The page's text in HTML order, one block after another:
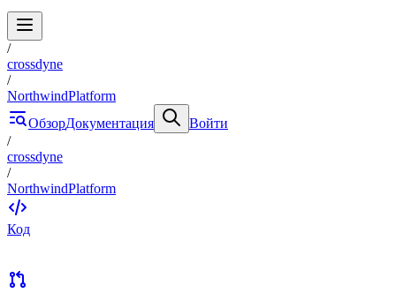
/
crossdyne
/
NorthwindPlatform
ОбзорДокументация
Войти
/
crossdyne
/
NorthwindPlatform
Код